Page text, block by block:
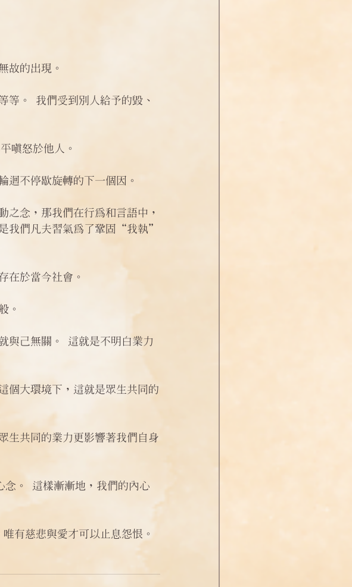
故的出現。
等。 我們受到別人給予的毀、
嗔怒於他人。
迴不停歇旋轉的下一個因。
之念，那我們在行為和言語中，
我們凡夫習氣為了鞏固“我執”
在於當今社會。
。
與己無關。 這就是不明白業力
個大環境下，這就是眾生共同的
生共同的業力更影響著我們自身
。 這樣漸漸地，我們的內心
有慈悲與愛才可以止息怨恨。